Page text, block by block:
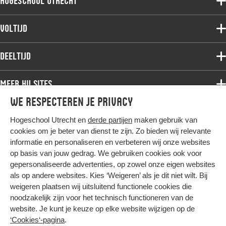
We respecteren je privacy
Hogeschool Utrecht en derde partijen maken gebruik van
cookies om je beter van dienst te zijn. Zo bieden wij relevante
informatie en personaliseren en verbeteren wij onze websites
op basis van jouw gedrag. We gebruiken cookies ook voor
gepersonaliseerde advertenties, op zowel onze eigen websites
als op andere websites. Kies ‘Weigeren’ als je dit niet wilt. Bij
weigeren plaatsen wij uitsluitend functionele cookies die
noodzakelijk zijn voor het technisch functioneren van de
website. Je kunt je keuze op elke website wijzigen op de
‘Cookies‘-pagina.
Voltijdopleidingen
Onderzoek
Werken bij de HU
Contact
Voltijd
Associate degree
Master
Studiekeuze voltijd
Deeltijd
Associate degree
Bachelor
Master
Post-master
Studiekeuze deeltijd
Meer HU sites
HU International
HU Bibliotheek
HU Ontwikkelt
Duurzame HU
Intranet
Trajectum
Hier komt alles samen
Colofon
Privacy
Cookies